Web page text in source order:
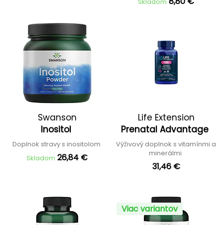
Swanson
Inositol
Doplnok stravy s inositolom
Skladom 26,84 €
Life Extension
Prenatal Advantage
Výživový doplnok s vitamínmi a
minerálmi
31,46 €
Viac variantov